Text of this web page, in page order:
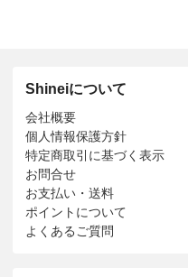
Shineiについて
会社概要
個人情報保護方針
特定商取引に基づく表示
お問合せ
お支払い・送料
ポイントについて
よくあるご質問